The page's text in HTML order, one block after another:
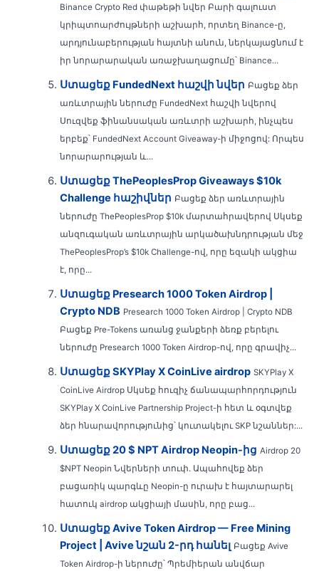
Binance Crypto Red փաթեթի նվեր Բարի գալուստ
կրիպտոարժույթների աշխարհ, որտեղ Binance-ը,
արդյունաբերության հայտնի անուն, ներկայացնում է
իր նորարարական առաջխաղացումը՝ Binance...
Ստացեք FundedNext հաշվի նվեր Բացեք ձեր
առևտրային ներուժը FundedNext հաշվի նվերով
Սուզվեք ֆինանսական առևտրի աշխարհ, ինչպես
երբեք՝ FundedNext Account Giveaway-ի միջոցով: Որպես
նորարարության և...
Ստացեք ThePeoplesProp Giveaways $10k
Challenge հաշիվներ Բացեք ձեր առևտրային
ներուժը ThePeoplesProp $10k մարտահրավերով Սկսեք
անզուգական առևտրային արկածախնդրության մեջ
ThePeoplesProp’s $10k Challenge-ով, որը եզակի ակցիա
է, որը...
Ստացեք Presearch 1000 Token Airdrop |
Crypto NDB Presearch 1000 Token Airdrop | Crypto NDB
Բացեք Pre-Tokens առանց ջանքերի ձեռք բերելու
ներուժը Presearch 1000 Token Airdrop-ով, որը գրավիչ...
Ստացեք SKYPlay X CoinLive airdrop SKYPlay X
CoinLive Airdrop Սկսեք հուզիչ ճանապարհորդություն
SKYPlay X CoinLive Partnership Project-ի հետ և օգտվեք
ձեր հնարավորությունից՝ կուտակելու SKP նշաններ:...
Ստացեք 20 $ NPT Airdrop Neopin-ից Airdrop 20
$NPT Neopin Նվերների տուփ. Ապահովեք ձեր
բացառիկ պարգևը Neopin-ը ուրախ է հայտարարել
հատուկ airdrop ակցիայի մասին, որը բաց...
Ստացեք Avive Token Airdrop — Free Mining
Project | Avive նշան 2-րդ հանել Բացեք Avive
Token Airdrop-ի ներուժը՝ Պրեմիերան անվճար